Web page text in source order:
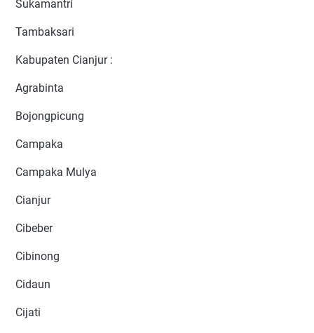
Sukamantri
Tambaksari
Kabupaten Cianjur :
Agrabinta
Bojongpicung
Campaka
Campaka Mulya
Cianjur
Cibeber
Cibinong
Cidaun
Cijati